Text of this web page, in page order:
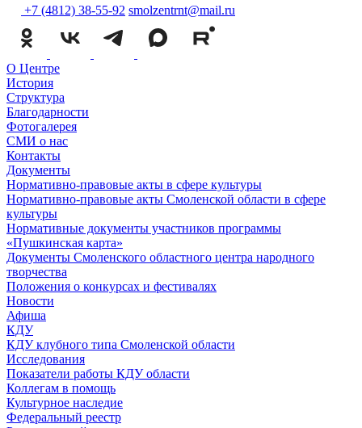
+7 (4812) 38-55-92 smolzentrnt@mail.ru
О Центре
История
Структура
Благодарности
Фотогалерея
СМИ о нас
Контакты
Документы
Нормативно-правовые акты в сфере культуры
Нормативно-правовые акты Смоленской области в сфере
культуры
Нормативные документы участников программы
«Пушкинская карта»
Документы Смоленского областного центра народного
творчества
Положения о конкурсах и фестивалях
Новости
Афиша
КДУ
КДУ клубного типа Смоленской области
Исследования
Показатели работы КДУ области
Коллегам в помощь
Культурное наследие
Федеральный реестр